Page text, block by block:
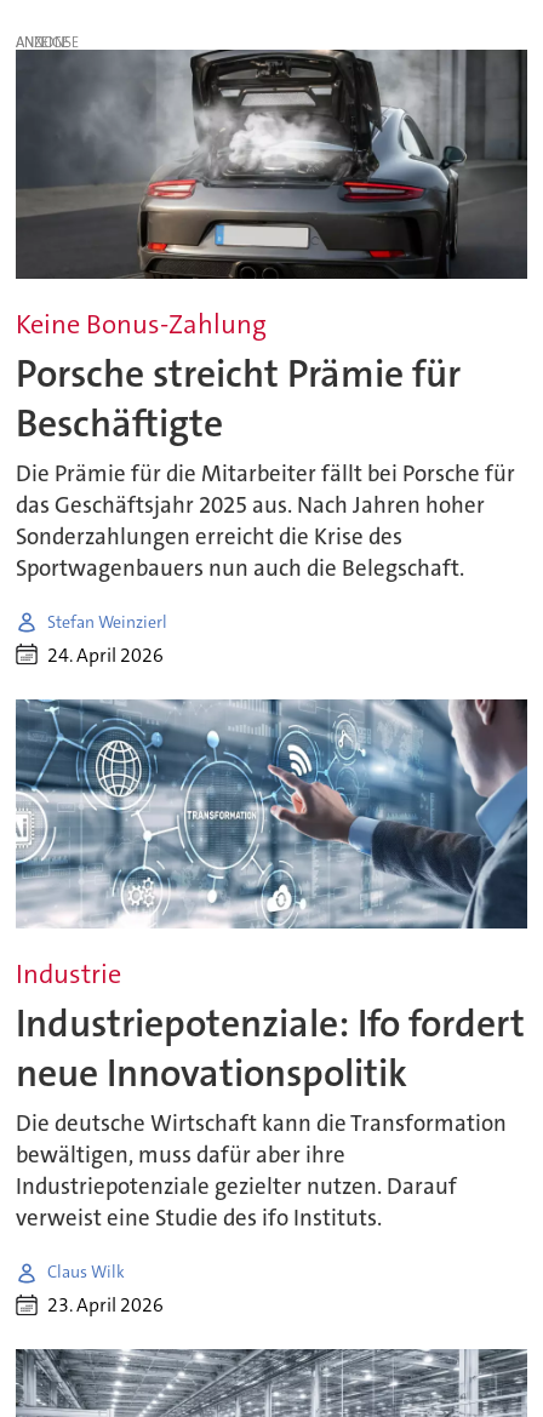
ANZEIGE
Keine Bonus-Zahlung
Porsche streicht Prämie für
Beschäftigte
Die Prämie für die Mitarbeiter fällt bei Porsche für
das Geschäftsjahr 2025 aus. Nach Jahren hoher
Sonderzahlungen erreicht die Krise des
Sportwagenbauers nun auch die Belegschaft.
Stefan Weinzierl
24. April 2026
Industrie
Industriepotenziale: Ifo fordert
neue Innovationspolitik
Die deutsche Wirtschaft kann die Transformation
bewältigen, muss dafür aber ihre
Industriepotenziale gezielter nutzen. Darauf
verweist eine Studie des ifo Instituts.
Claus Wilk
23. April 2026